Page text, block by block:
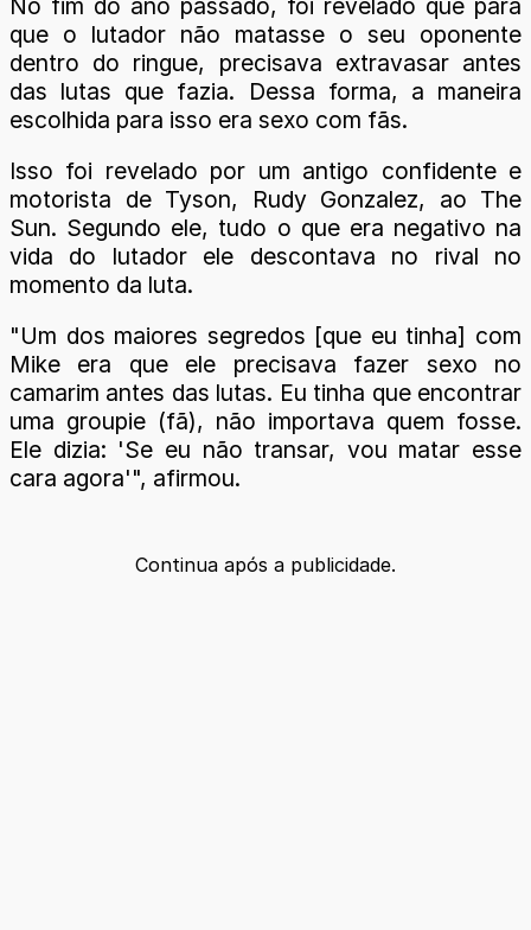
que o lutador não matasse o seu oponente
dentro do ringue, precisava extravasar antes
das lutas que fazia. Dessa forma, a maneira
escolhida para isso era sexo com fãs.
Isso foi revelado por um antigo confidente e
motorista de Tyson, Rudy Gonzalez, ao The
Sun. Segundo ele, tudo o que era negativo na
vida do lutador ele descontava no rival no
momento da luta.
"Um dos maiores segredos [que eu tinha] com
Mike era que ele precisava fazer sexo no
camarim antes das lutas. Eu tinha que encontrar
uma groupie (fã), não importava quem fosse.
Ele dizia: 'Se eu não transar, vou matar esse
cara agora'", afirmou.
Continua após a publicidade.